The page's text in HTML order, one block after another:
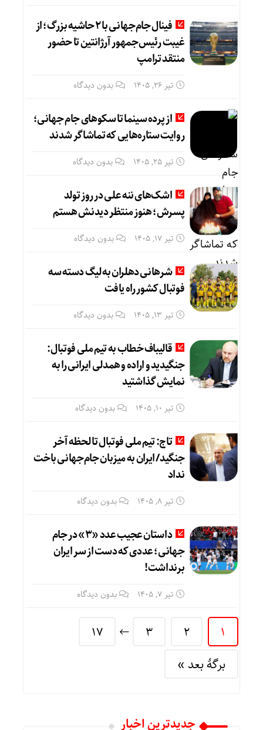
فینال جام‌جهانی با ۲ حاشیه بزرگ؛ از
غیبت رئیس‌جمهور آرژانتین تا حضور
منتقد ترامپ
تیر ۲۶, ۱۴۰۵ بدون دیدگاه
از پرده سینما تا سکوهای جام جهانی؛
روایت ستاره‌هایی که تماشاگر شدند
تیر ۲۵, ۱۴۰۵ بدون دیدگاه
اشک‌های ننه علی در روز تولد
پسرش؛ هنوز منتظر دیدنش هستم
تیر ۱۷, ۱۴۰۵ بدون دیدگاه
شرهانی دهلران به لیگ دسته سه
فوتبال کشور راه یافت
تیر ۱۳, ۱۴۰۵ بدون دیدگاه
قالیباف خطاب به تیم ملی فوتبال:
جنگیدید و اراده و همدلی ایرانی را به
نمایش گذاشتید
تیر ۱۰, ۱۴۰۵ بدون دیدگاه
تاج: تیم ملی فوتبال تا لحظه آخر
جنگید/ ایران به میزبان جام‌جهانی باخت
نداد
تیر ۸, ۱۴۰۵ بدون دیدگاه
داستان عجیب عدد «۳» در جام
جهانی؛ عددی که دست از سر ایران
برنداشت!
تیر ۷, ۱۴۰۵ بدون دیدگاه
1
2
3
17
برگهٔ بعد »
جديدترين اخبار